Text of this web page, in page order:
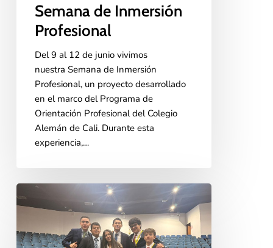
Semana de Inmersión
Profesional
Del 9 al 12 de junio vivimos
nuestra Semana de Inmersión
Profesional, un proyecto desarrollado
en el marco del Programa de
Orientación Profesional del Colegio
Alemán de Cali. Durante esta
experiencia,…